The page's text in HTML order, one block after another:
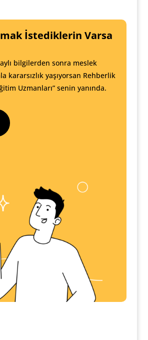
İstediklerin Varsa
bilgilerden sonra meslek
kararsızlık yaşıyorsan Rehberlik
Uzmanları” senin yanında.